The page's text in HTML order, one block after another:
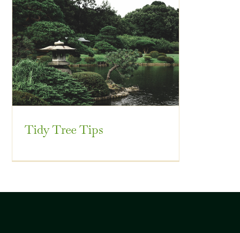
Tidy Tree Tips